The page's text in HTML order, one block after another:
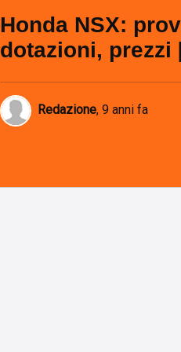
Honda NSX:
dotazioni, prezzi
Redazione, 9 anni fa